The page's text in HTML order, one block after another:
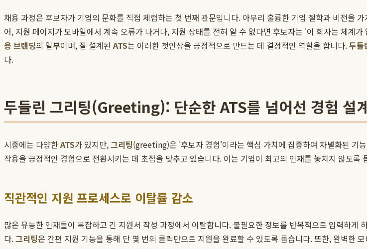
채용 과정은 후보자가 기업의 문화를 직접 체험하는 첫 번째 관문입니다. 아무리 훌륭한 기업 철학과 비전을
어, 지원 페이지가 모바일에서 계속 오류가 나거나, 지원 상태를 전혀 알 수 없다면 후보자는 '이 회사는 체계
용 브랜딩의 일부이며, 잘 설계된ATS는 이러한 첫인상을 긍정적으로 만드는 데 결정적인 역할을 합니다.두들
다.
두들린 그리팅(Greeting): 단순한 ATS를 넘어선 경험 설
시중에는 다양한ATS가 있지만,그리팅(greeting)은 '후보자 경험'이라는 핵심 가치에 집중하여 차별화된 기
작용을 긍정적인 경험으로 전환시키는 데 초점을 맞추고 있습니다. 이는 기업이 최고의 인재를 놓치지 않도록
직관적인 지원 프로세스로 이탈률 감소
많은 유능한 인재들이 복잡하고 긴 지원서 작성 과정에서 이탈합니다. 불필요한 정보를 반복적으로 입력하
다.그리팅은 간편 지원 기능을 통해 단 몇 번의 클릭만으로 지원을 완료할 수 있도록 돕습니다. 또한, 완벽한